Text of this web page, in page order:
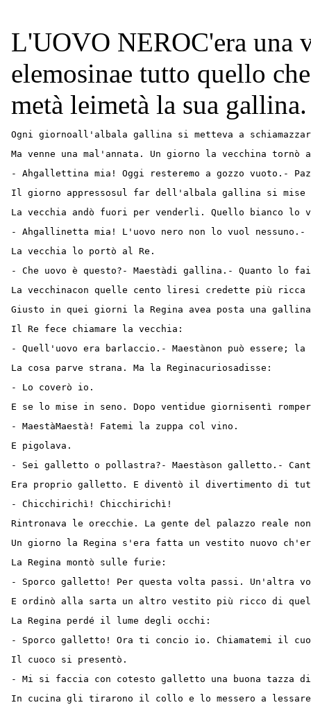
L'UOVO NEROC'era una
elemosinae tutto quello
metà leimetà la sua gallina.
Ogni giornoall'albala gallina si metteva a
Ma venne una mal'annata. Un giorno la vecchina tornò
- Ahgallettina mia! Oggi resteremo a gozzo vuoto.-
Il giorno appressosul far dell'albala gallina si mise
La vecchia andò fuori per venderli. Quello bianco lo
- Ahgallinetta mia! L'uovo nero non lo vuol
La vecchia lo portò al Re.
- Che uovo è questo?- Maestàdi gallina.- Quanto
La vecchinacon quelle cento liresi credette più ricca
Giusto in quei giorni la Regina avea posta una
Il Re fece chiamare la vecchia:
- Quell'uovo era barlaccio.- Maestànon può essere;
La cosa parve strana. Ma la Reginacuriosadisse:
- Lo coverò io.
E se lo mise in seno. Dopo ventidue giornisentì
- MaestàMaestà! Fatemi la zuppa col vino.
E pigolava.
- Sei galletto o pollastra?- Maestàson galletto.-
Era proprio galletto. E diventò il divertimento di
- Chicchirichì! Chicchirichì!
Rintronava le orecchie. La gente del palazzo reale
Un giorno la Regina s'era fatta un vestito nuovo
La Regina montò sulle furie:
- Sporco galletto! Per questa volta passi. Un'altra
E ordinò alla sarta un altro vestito più ricco di
La Regina perdé il lume degli occhi:
- Sporco galletto! Ora ti concio io. Chiamatemi il
Il cuoco si presentò.
- Mi si faccia con cotesto galletto una buona tazza
In cucina gli tirarono il collo e lo messero a